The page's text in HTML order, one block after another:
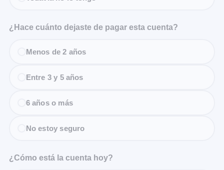
¿Hace cuánto dejaste de pagar esta cuenta?
Menos de 2 años
Entre 3 y 5 años
6 años o más
No estoy seguro
¿Cómo está la cuenta hoy?